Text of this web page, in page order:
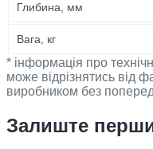
Глибина, мм
Вага, кг
* інформація про
може відрізнятись від
виробником без
Залиште